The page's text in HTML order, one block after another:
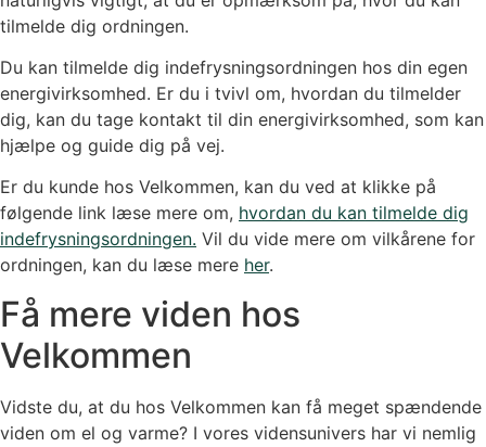
tilmelde dig ordningen.
Du kan tilmelde dig indefrysningsordningen hos din egen
energivirksomhed. Er du i tvivl om, hvordan du tilmelder
dig, kan du tage kontakt til din energivirksomhed, som kan
hjælpe og guide dig på vej.
Er du kunde hos Velkommen, kan du ved at klikke på
følgende link læse mere om, hvordan du kan tilmelde dig
indefrysningsordningen. Vil du vide mere om vilkårene for
ordningen, kan du læse mere her.
Få mere viden hos
Velkommen
Vidste du, at du hos Velkommen kan få meget spændende
viden om el og varme? I vores vidensunivers har vi nemlig